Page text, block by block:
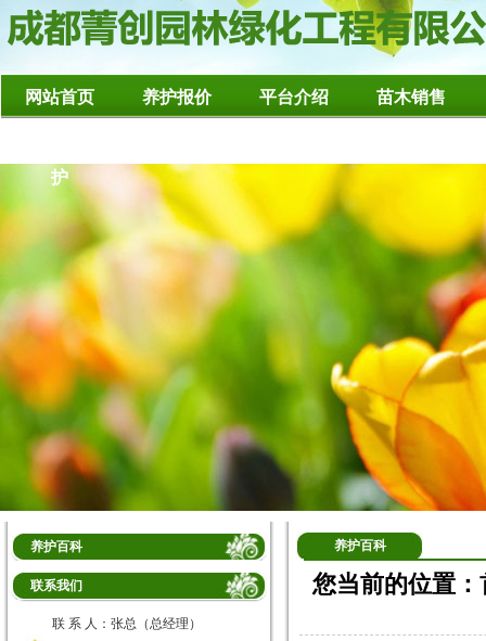
网站首页 养护报价 平台介绍 苗木销售
护
养护百科
联系我们
联 系 人：张总（总经理）
养护百科
您当前的位置：